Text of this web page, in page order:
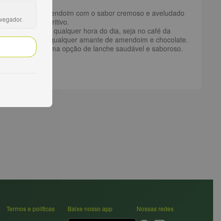
do amendoim com o sabor cremoso e aveludado
saboroso e nutritivo.
consumida a qualquer hora do dia, seja no café da
para qualquer amante de amendoim e chocolate.
procura uma opção de lanche saudável e saboroso.
Termos e políticas
Baixe nosso app Nossas redes